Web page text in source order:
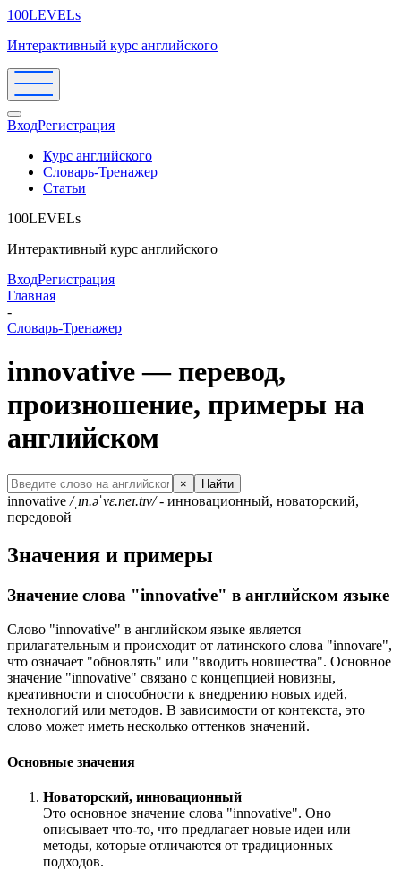
100LEVELs
Интерактивный курс английского
ВходРегистрация
Курс английского
Словарь-Тренажер
Статьи
100LEVELs
Интерактивный курс английского
ВходРегистрация
Главная
-
Словарь-Тренажер
innovative — перевод,
произношение, примеры на
английском
× Найти
innovative /ˌɪn.əˈvɛ.neɪ.tɪv/- инновационный, новаторский,
передовой
Значения и примеры
Значение слова "innovative" в английском языке
Слово "innovative" в английском языке является
прилагательным и происходит от латинского слова "innovare",
что означает "обновлять" или "вводить новшества". Основное
значение "innovative" связано с концепцией новизны,
креативности и способности к внедрению новых идей,
технологий или методов. В зависимости от контекста, это
слово может иметь несколько оттенков значений.
Основные значения
Новаторский, инновационный
Это основное значение слова "innovative". Оно
описывает что-то, что предлагает новые идеи или
методы, которые отличаются от традиционных
подходов.